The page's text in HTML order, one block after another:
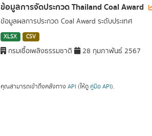
ข้อมูลการจัดประกวด Thailand Coal Award
ข้อมูลผลการประกวด Coal Award ระดับประเทศ
XLSX CSV
กรมเชื้อเพลิงธรรมชาติ 28 กุมภาพันธ์ 2567
คุณสามารถเข้าถึงคลังทาง API (ให้ดู คู่มือ API).